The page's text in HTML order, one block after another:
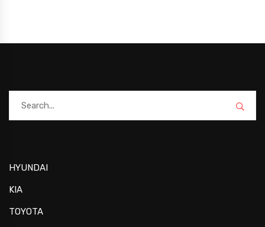
HYUNDAI
KIA
TOYOTA